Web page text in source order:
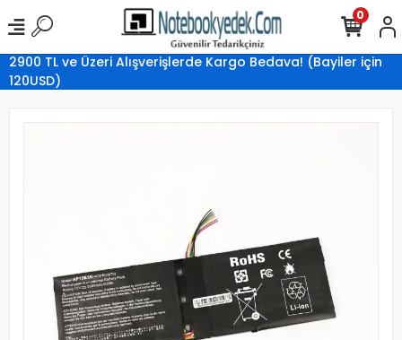
2900 TL ve Üzeri Alışverişlerde Kargo Bedava! (Bayiler için
120USD)
0